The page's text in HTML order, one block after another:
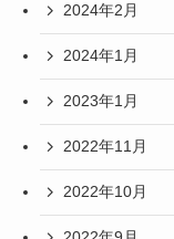
2024年2月
2024年1月
2023年1月
2022年11月
2022年10月